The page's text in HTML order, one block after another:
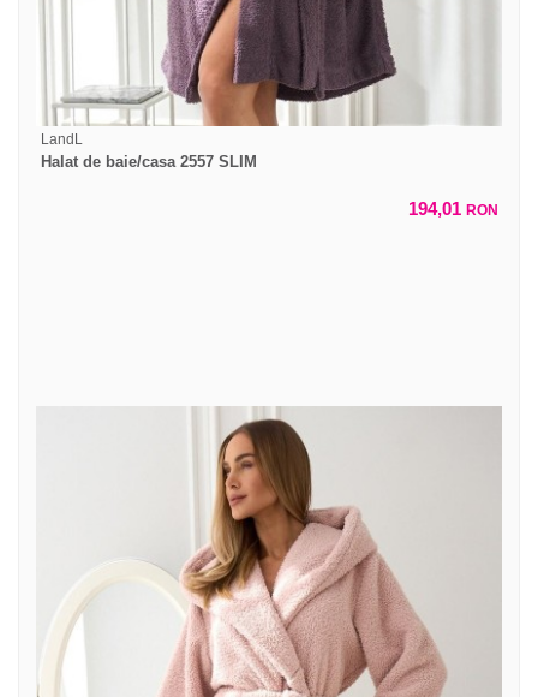
LandL
Halat de baie/casa 2557 SLIM
194,01 RON